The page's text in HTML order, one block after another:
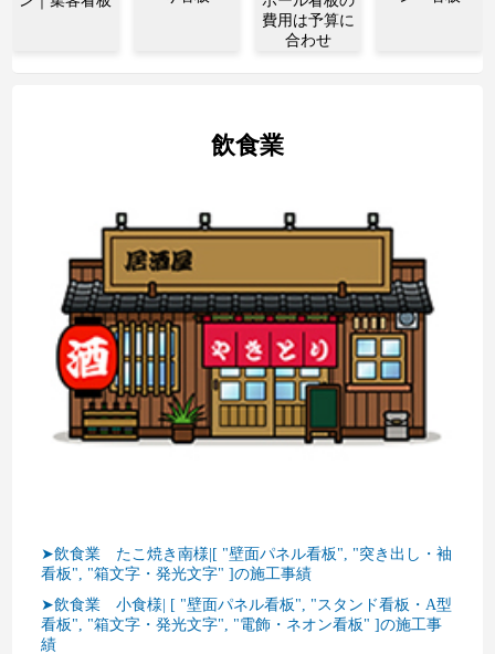
費用は予算に
合わせ
飲食業
➤飲食業 たこ焼き南様|[ "壁面パネル看板", "突き出し・袖
看板", "箱文字・発光文字" ]の施工事績
➤飲食業 小食様| [ "壁面パネル看板", "スタンド看板・A型
看板", "箱文字・発光文字", "電飾・ネオン看板" ]の施工事
績